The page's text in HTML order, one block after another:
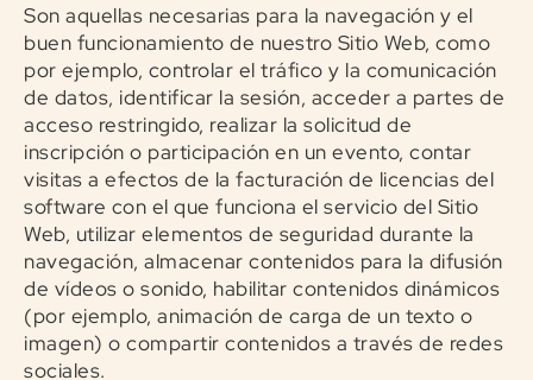
Son aquellas necesarias para la navegación y el
buen funcionamiento de nuestro Sitio Web, como
por ejemplo, controlar el tráfico y la comunicación
de datos, identificar la sesión, acceder a partes de
acceso restringido, realizar la solicitud de
inscripción o participación en un evento, contar
visitas a efectos de la facturación de licencias del
software con el que funciona el servicio del Sitio
Web, utilizar elementos de seguridad durante la
navegación, almacenar contenidos para la difusión
de vídeos o sonido, habilitar contenidos dinámicos
(por ejemplo, animación de carga de un texto o
imagen) o compartir contenidos a través de redes
sociales.